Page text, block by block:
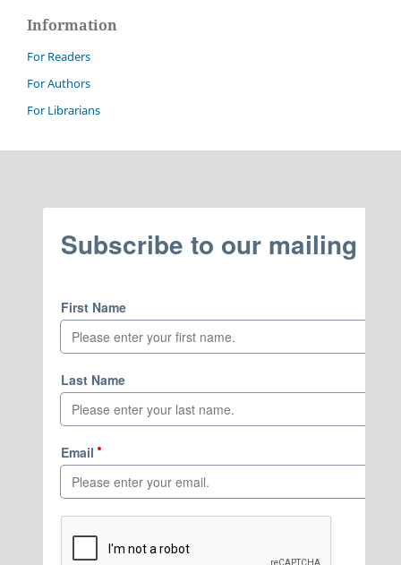
Information
For Readers
For Authors
For Librarians